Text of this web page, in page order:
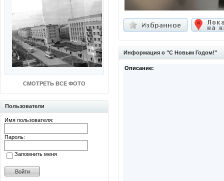
СМОТРЕТЬ ВСЕ ФОТО
Пользователи
Имя пользователя:
Пароль:
Запомнить меня
Информация о "С Новым Годом!"
Описание: